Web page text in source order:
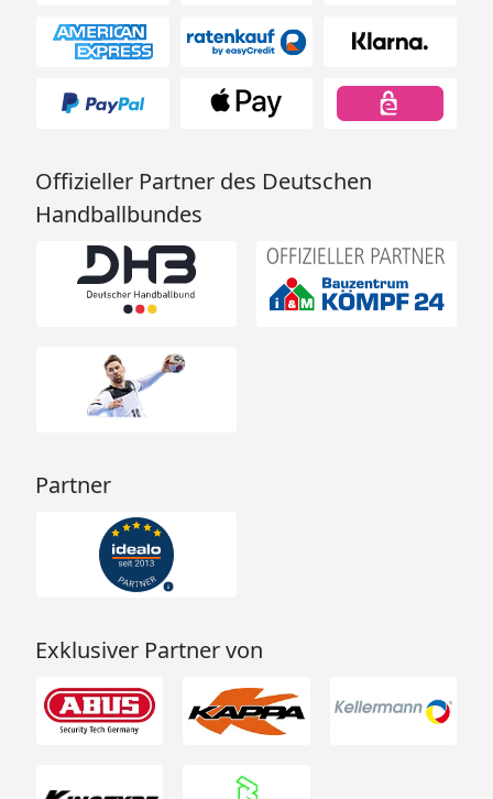
Offizieller Partner des Deutschen
Handballbundes
Partner
Exklusiver Partner von